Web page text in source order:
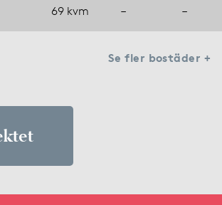
69 kvm – –
Se fler bostäder +